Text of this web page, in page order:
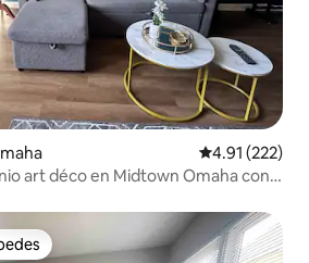
Calificación
4.91 (222)
art déco en Midtown Omaha con